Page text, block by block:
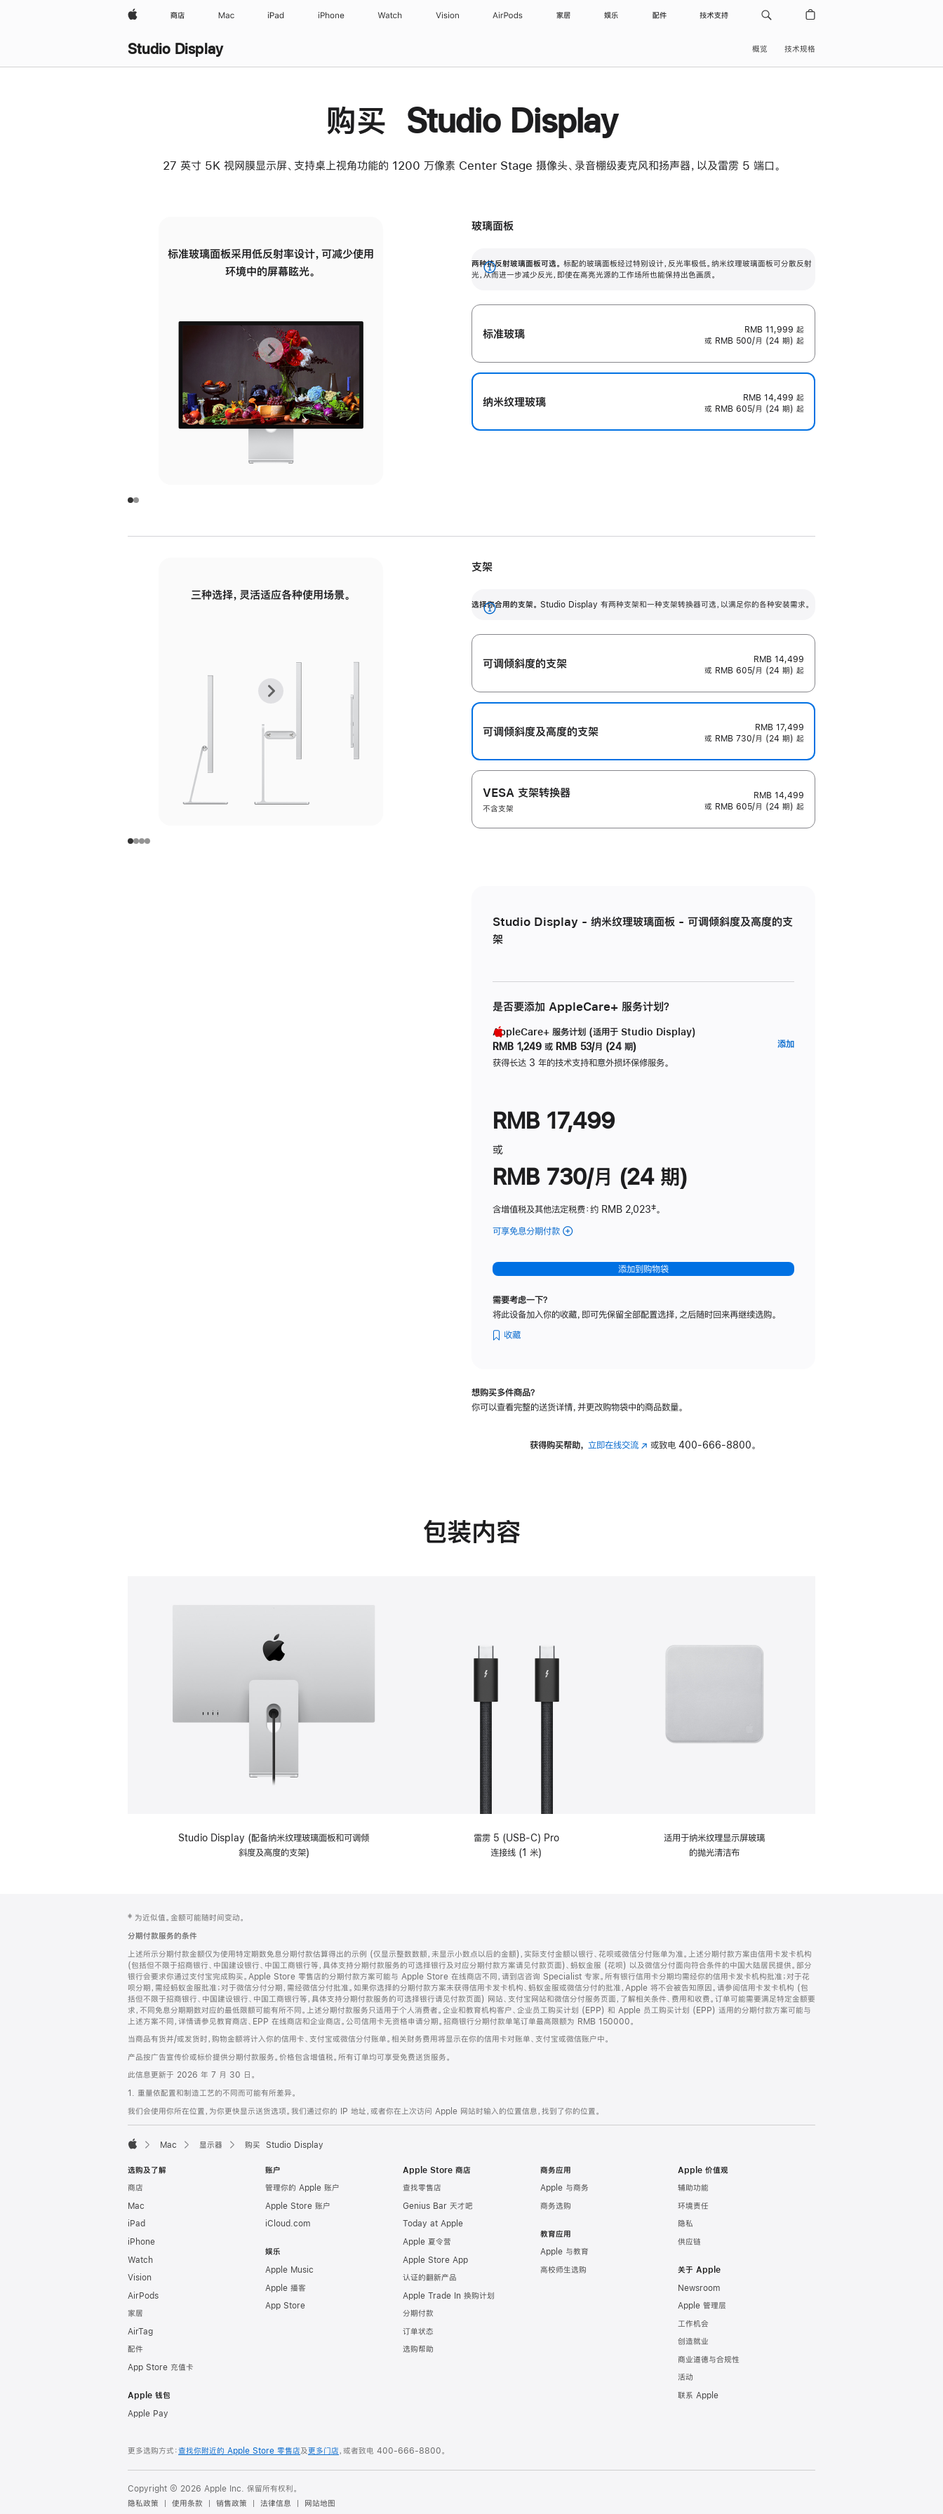
Apple 商店 Mac iPad iPhone Watch Vision AirPods 家居 娱乐 配件 技术支持
Studio Display 概览 技术规格
购买 Studio Display
27 英寸 5K 视网膜显示屏、支持桌上视角功能的 1200 万像素 Center Stage 摄像头、录音棚级麦克风和扬声器，以及雷雳 5 端口。
标准玻璃面板采用低反射率设计，可减少使用
环境中的屏幕眩光。
有高亮光源的场所使用，也能保持出色画质。
上
一
张
图
面
下
一
张
图
面
玻璃面板
两种抗反射玻璃面板可选。 标配的玻璃面板经过特别设计，反光率极低。纳米纹理玻璃面板可分散反射
光，从而进一步减少反光，即使在高亮光源的工作场所也能保持出色画质。
展
标准玻璃 RMB 11,999 起
或 RMB 500/月 (24 期) 起
纳米纹理玻璃 RMB 14,499 起
或 RMB 605/月 (24 期) 起
三种选择，灵活适应各种使用场景。
调节范围。
毫米的高度调节范围。
上
张
下
张
支架
选择你合用的支架。 Studio Display 有两种支架和一种支架转换器可选，以满足你的各种安装需求。
展
开
可调倾斜度的支架
RMB 14,499
或 RMB 605/月 (24 期) 起
可调倾斜度及高‍度的支‍架
RMB 17,499
或 RMB 730/月 (24 期) 起
VESA 支架转换器
不含支架
RMB 14,499
或 RMB 605/月 (24 期) 起
Studio Display - 纳米纹理玻璃面板 - 可调倾斜度及高度的支
架
是否要添加 AppleCare+ 服务计划？
AppleCare+ 服务计划 (适用于 Studio Display)
RMB 1,249 或 RMB 53/月 (24 期)
获得长达 3 年的技术支持和意外损坏保修服务。
添加
RMB 17,499
或
RMB 730/月 (24 期)
含增值税及其他法定税费：约 RMB 2,023脚
‡。
可享免息分期付款 (Studio
-
纳
理
可
斜
添加到购物袋
需要考虑一下？
将此设备加入你的收藏，即可先保留全部配置选择，之后随时回来再继续选购。
收藏
想购买多件商品？
你可以查看完整的送货详情，并更改购物袋中的商品数量。
获得购买帮助， 立即在线交流(在 或致电400-666-8800。
包装内容
Studio Display (配备纳米纹理玻璃面板和可调倾
斜度及高度的支架)
雷雳 5 (USB-C) Pro
连接线 (1 米)
适用于纳米纹理显示屏玻璃
的抛光清洁布
页
脚
注
‡ 为近似值。金额可能随时间变动。
分期付款服务的条件
上述所示分期付款金额仅为使用特定期数免息分期付款估算得出的示例 (仅显示整数数额，未显示小数点以后的金额)，实际支付金额以银行、花呗或微信分付账单为准。上述分期付款方案由信用卡发卡机构
(包括但不限于招商银行、中国建设银行、中国工商银行等，具体支持分期付款服务的可选择银行及对应分期付款方案请见付款页面)、蚂蚁金服 (花呗) 以及微信分付面向符合条件的中国大陆居民提供。部分
银行会要求你通过支付宝完成购买。Apple Store 零售店的分期付款方案可能与 Apple Store 在线商店不同，请到店咨询 Specialist 专家。所有银行信用卡分期均需经你的信用卡发卡机构批准；对于花
呗分期，需经蚂蚁金服批准；对于微信分付分期，需经微信分付批准。如果你选择的分期付款方案未获得信用卡发卡机构、蚂蚁金服或微信分付的批准，Apple 将不会被告知原因。请参阅信用卡发卡机构 (包
括但不限于招商银行、中国建设银行、中国工商银行等，具体支持分期付款服务的可选择银行请见付款页面) 网站、支付宝网站和微信分付服务页面，了解相关条件、费用和收费。订单可能需要满足特定金额要
求，不同免息分期期数对应的最低限额可能有所不同。上述分期付款服务只适用于个人消费者。企业和教育机构客户、企业员工购买计划 (EPP) 和 Apple 员工购买计划 (EPP) 适用的分期付款方案可能与
上述方案不同，详情请参见教育商店、EPP 在线商店和企业商店。公司信用卡无资格申请分期。招商银行分期付款单笔订单最高限额为 RMB 150000。
当商品有货并/或发货时，购物金额将计入你的信用卡、支付宝或微信分付账单。相关财务费用将显示在你的信用卡对账单、支付宝或微信账户中。
产品按广告宣传价或标价提供分期付款服务。价格包含增值税。所有订单均可享受免费送货服务。
此信息更新于 2026 年 7 月 30 日。
1. 重量依配置和制造工艺的不同而可能有所差异。
我们会使用你所在位置，为你更快显示送货选项。我们通过你的 IP 地址，或者你在上次访问 Apple 网站时输入的位置信息，找到了你的位置。
Mac 显示器 购买 Studio Display
选购及了解
商店
Mac
iPad
iPhone
Watch
Vision
AirPods
家居
AirTag
配件
App Store 充值卡
Apple 钱包
Apple Pay
账户
管理你的 Apple 账户
Apple Store 账户
iCloud.com
娱乐
Apple Music
Apple 播客
App Store
Apple Store 商店
查找零售店
Genius Bar 天才吧
Today at Apple
Apple 夏令营
Apple Store App
认证的翻新产品
Apple Trade In 换购计划
分期付款
订单状态
选购帮助
商务应用
Apple 与商务
商务选购
教育应用
Apple 与教育
高校师生选购
Apple 价值观
辅助功能
环境责任
隐私
供应链
关于 Apple
Newsroom
Apple 管理层
工作机会
创造就业
商业道德与合规性
活动
联系 Apple
更多选购方式：查找你附近的 Apple Store 零售店及更多门店，或者致电 400-666-8800。
Copyright © 2026 Apple Inc. 保留所有权利。
隐私政策
使用条款 销售政策 法律信息 网站地图